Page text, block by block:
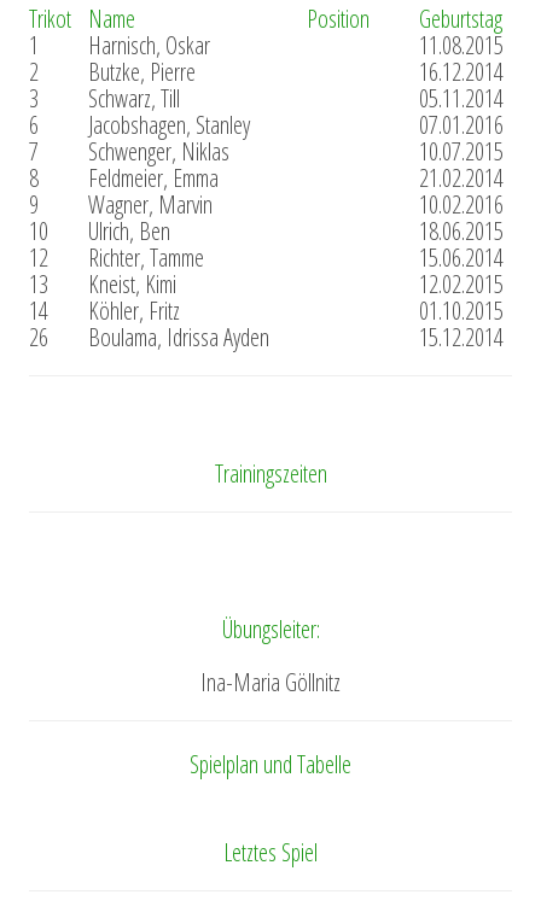
Trikot Name Position
Geburtstag
1
Harnisch, Oskar
11.08.2015
2
Butzke, Pierre
16.12.2014
3
Schwarz, Till
05.11.2014
6
Jacobshagen, Stanley
07.01.2016
7
Schwenger, Niklas
10.07.2015
8
Feldmeier, Emma
21.02.2014
9
Wagner, Marvin
10.02.2016
10
Ulrich, Ben
18.06.2015
12
Richter, Tamme
15.06.2014
13
Kneist, Kimi
12.02.2015
14
Köhler, Fritz
01.10.2015
26
Boulama, Idrissa Ayden 15.12.2014
Trainingszeiten
Übungsleiter:
Ina-Maria Göllnitz
Spielplan und Tabelle
Letztes Spiel